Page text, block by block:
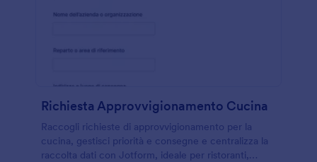
Richiesta Approvvigionamento Cucina
Raccogli richieste di approvvigionamento per la
cucina, gestisci priorità e consegne e centralizza la
raccolta dati con Jotform, ideale per ristoranti,